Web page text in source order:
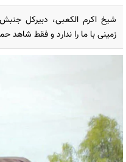
شیخ اکرم الکعبی، دبیرکل
زمینی با ما را ندارد و فقط شاهد